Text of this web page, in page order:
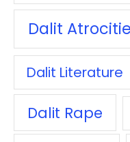
Dalit
Dalit Literature
Dalit Rape